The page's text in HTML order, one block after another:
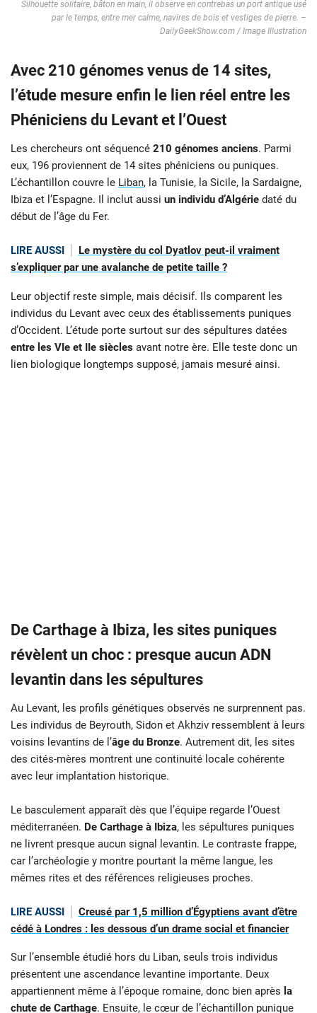
Silhouette solitaire, bâton en main, il observe en contrebas un port antique usé
par le temps, entre mer calme, navires de bois et vestiges de pierre. –
DailyGeekShow.com / Image Illustration
Avec 210 génomes venus de 14 sites,
l’étude mesure enfin le lien réel entre les
Phéniciens du Levant et l’Ouest
Les chercheurs ont séquencé 210 génomes anciens. Parmi
eux, 196 proviennent de 14 sites phéniciens ou puniques.
L’échantillon couvre le Liban, la Tunisie, la Sicile, la Sardaigne,
Ibiza et l’Espagne. Il inclut aussi un individu d’Algérie daté du
début de l’âge du Fer.
LIRE AUSSI
Le mystère du col Dyatlov peut-il vraiment
s’expliquer par une avalanche de petite taille ?
Leur objectif reste simple, mais décisif. Ils comparent les
individus du Levant avec ceux des établissements puniques
d’Occident. L’étude porte surtout sur des sépultures datées
entre les VIe et IIe siècles avant notre ère. Elle teste donc un
lien biologique longtemps supposé, jamais mesuré ainsi.
De Carthage à Ibiza, les sites puniques
révèlent un choc : presque aucun ADN
levantin dans les sépultures
Au Levant, les profils génétiques observés ne surprennent pas.
Les individus de Beyrouth, Sidon et Akhziv ressemblent à leurs
voisins levantins de l’âge du Bronze. Autrement dit, les sites
des cités-mères montrent une continuité locale cohérente
avec leur implantation historique.
Le basculement apparaît dès que l’équipe regarde l’Ouest
méditerranéen. De Carthage à Ibiza, les sépultures puniques
ne livrent presque aucun signal levantin. Le contraste frappe,
car l’archéologie y montre pourtant la même langue, les
mêmes rites et des références religieuses proches.
LIRE AUSSI
Creusé par 1,5 million d’Égyptiens avant d’être
cédé à Londres : les dessous d’un drame social et financier
Sur l’ensemble étudié hors du Liban, seuls trois individus
présentent une ascendance levantine importante. Deux
appartiennent même à l’époque romaine, donc bien après la
chute de Carthage. Ensuite, le cœur de l’échantillon punique